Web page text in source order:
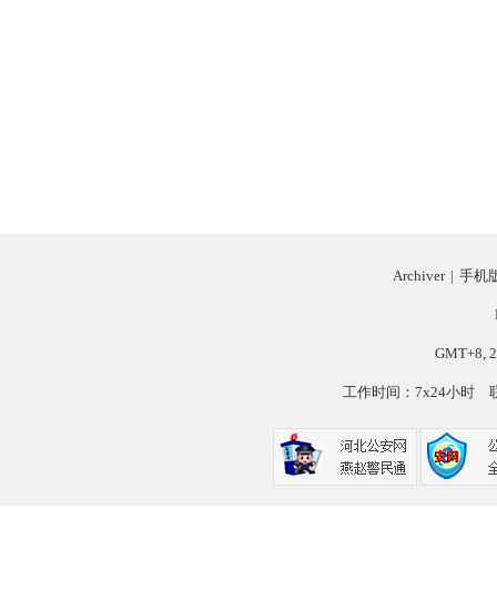
Archiver | 手机
GMT+8,
工作时间：7x24小时